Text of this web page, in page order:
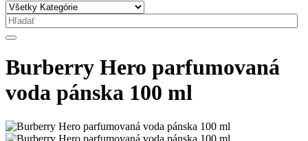
Burberry Hero parfumovaná
voda pánska 100 ml